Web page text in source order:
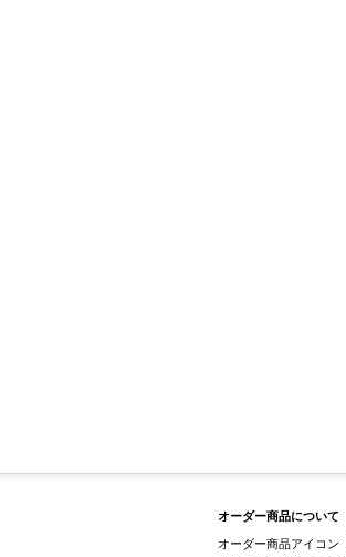
オーダー商品について
オーダー商品アイコン